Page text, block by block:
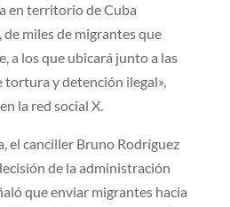
en territorio de Cuba
miles de migrantes que
a los que ubicará junto a las
tortura y detención ilegal»,
la red social X.
el canciller Bruno Rodríguez
de la administración
que enviar migrantes hacia